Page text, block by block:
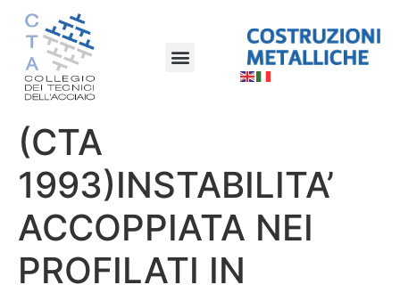
(CTA
1993)INSTABILITA’
ACCOPPIATA NEI
PROFILATI IN